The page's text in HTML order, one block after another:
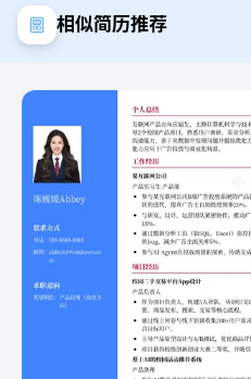
相似简历推荐